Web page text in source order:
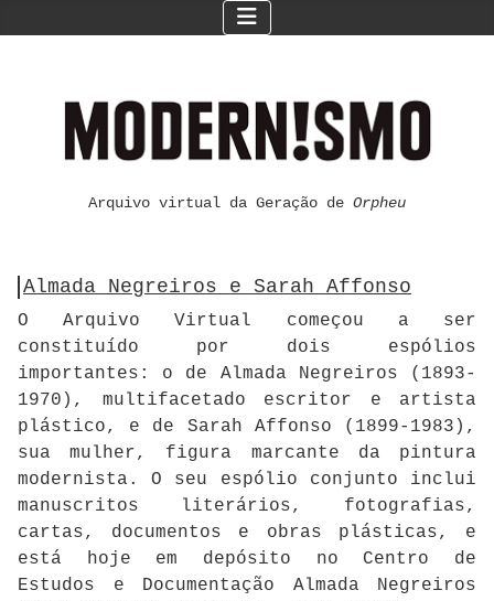
Arquivo virtual da Geração de Orpheu
Almada Negreiros e Sarah Affonso
O Arquivo Virtual começou a ser
constituído por dois espólios
importantes: o de Almada Negreiros (1893-
1970), multifacetado escritor e artista
plástico, e de Sarah Affonso (1899-1983),
sua mulher, figura marcante da pintura
modernista. O seu espólio conjunto inclui
manuscritos literários, fotografias,
cartas, documentos e obras plásticas, e
está hoje em depósito no Centro de
Estudos e Documentação Almada Negreiros